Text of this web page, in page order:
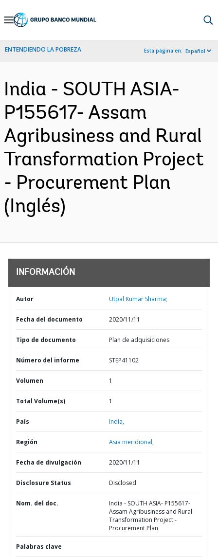
Skip
Navigation
ENTENDIENDO LA POBREZA Esta página en: Español
India - SOUTH ASIA-
P155617- Assam
Agribusiness and Rural
Transformation Project
- Procurement Plan
(Inglés)
INFORMACIÓN
Autor Utpal Kumar Sharma;
Fecha del documento 2020/11/11
Tipo de documento Plan de adquisiciones
Número del informe STEP41102
Volumen 1
Total Volume(s) 1
País India,
Región Asia meridional,
Fecha de divulgación 2020/11/11
Disclosure Status Disclosed
Nom. del doc.
India - SOUTH ASIA- P155617-
Assam Agribusiness and Rural
Transformation Project -
Procurement Plan
Palabras clave